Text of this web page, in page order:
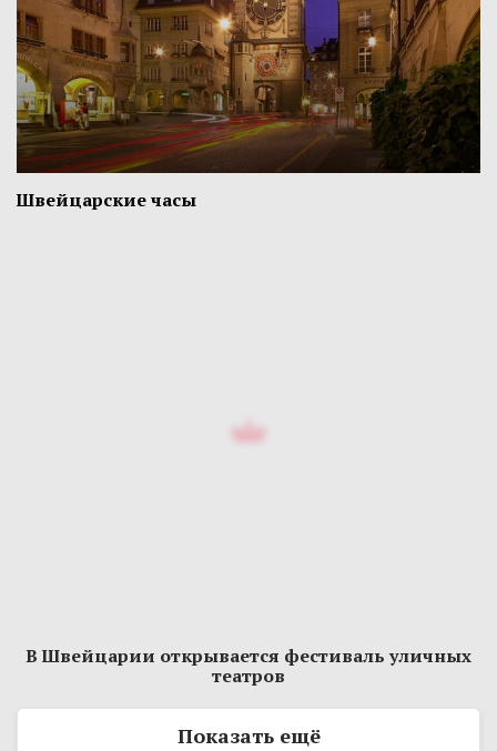
Швейцарские часы
В Швейцарии открывается фестиваль уличных
театров
Показать ещё